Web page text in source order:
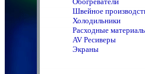
Швейное
Холодильники
Расходные
AV Ресиверы
Экраны